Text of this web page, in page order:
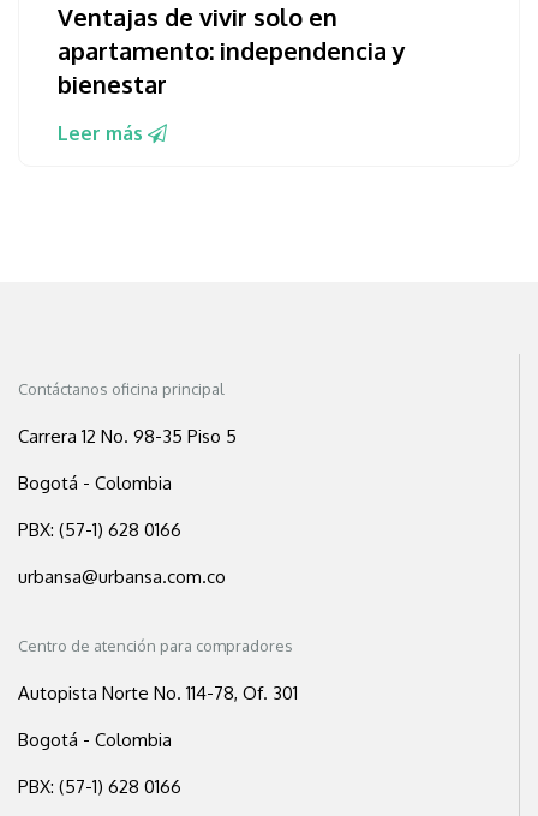
Ventajas de vivir solo en
apartamento: independencia y
bienestar
Leer más
Contáctanos oficina principal
Carrera 12 No. 98-35 Piso 5
Bogotá - Colombia
PBX: (57-1) 628 0166
urbansa@urbansa.com.co
Centro de atención para compradores
Autopista Norte No. 114-78, Of. 301
Bogotá - Colombia
PBX: (57-1) 628 0166